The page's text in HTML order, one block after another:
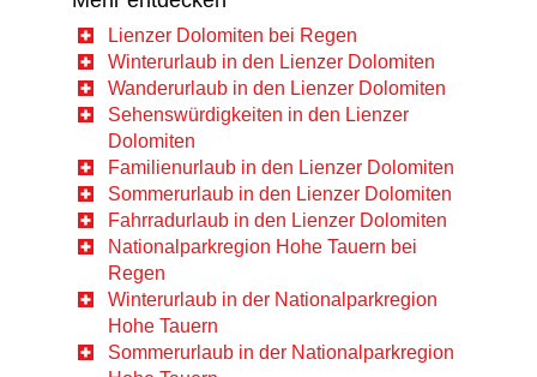
Lienzer Dolomiten bei Regen
Winterurlaub in den Lienzer Dolomiten
Wanderurlaub in den Lienzer Dolomiten
Sehenswürdigkeiten in den Lienzer
Dolomiten
Familienurlaub in den Lienzer Dolomiten
Sommerurlaub in den Lienzer Dolomiten
Fahrradurlaub in den Lienzer Dolomiten
Nationalparkregion Hohe Tauern bei
Regen
Winterurlaub in der Nationalparkregion
Hohe Tauern
Sommerurlaub in der Nationalparkregion